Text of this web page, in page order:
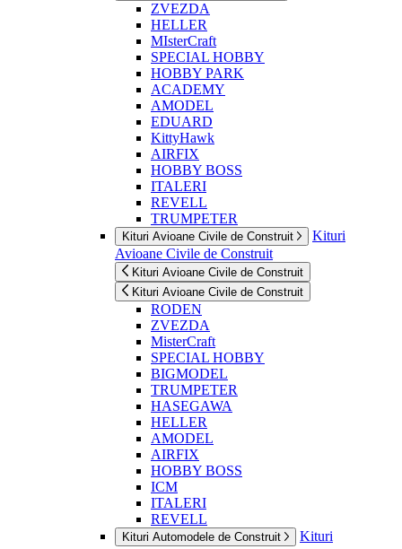
ZVEZDA
HELLER
MIsterCraft
SPECIAL HOBBY
HOBBY PARK
ACADEMY
AMODEL
EDUARD
KittyHawk
AIRFIX
HOBBY BOSS
ITALERI
REVELL
TRUMPETER
Kituri Avioane Civile de Construit
Kituri
Avioane Civile de Construit
Kituri Avioane Civile de Construit
Kituri Avioane Civile de Construit
RODEN
ZVEZDA
MisterCraft
SPECIAL HOBBY
BIGMODEL
TRUMPETER
HASEGAWA
HELLER
AMODEL
AIRFIX
HOBBY BOSS
ICM
ITALERI
REVELL
Kituri Automodele de Construit
Kituri